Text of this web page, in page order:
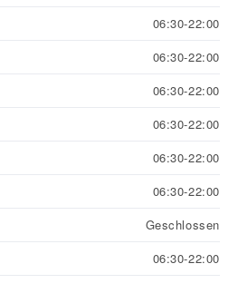
06:30-22:00
06:30-22:00
06:30-22:00
06:30-22:00
06:30-22:00
06:30-22:00
Geschlossen
06:30-22:00